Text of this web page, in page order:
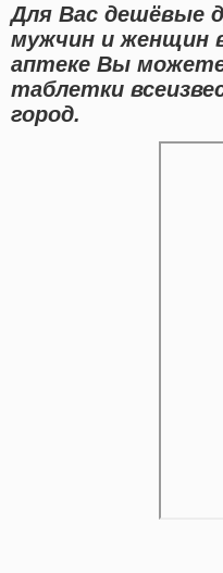
Для Вас дешёвые
мужчин и женщин
аптеке Вы
таблетки
город.